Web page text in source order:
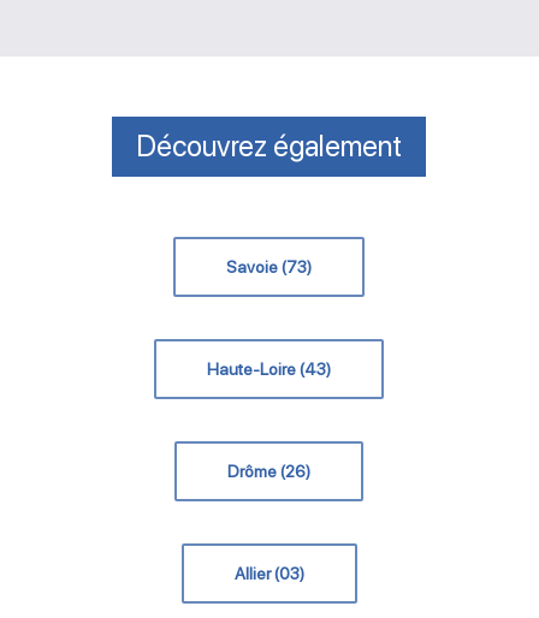
Découvrez également
Savoie (73)
Haute-Loire (43)
Drôme (26)
Allier (03)